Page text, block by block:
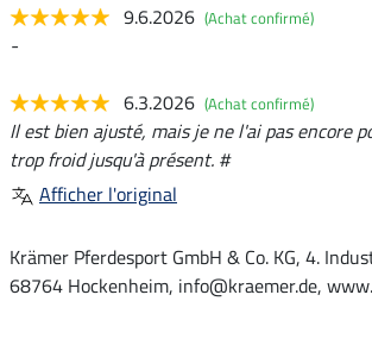
9.6.2026 (Achat confirmé)
-
6.3.2026 (Achat confirmé)
Il est bien ajusté, mais je ne l'ai pas encore
trop froid jusqu'à présent. #
Afficher l'original
Krämer Pferdesport GmbH & Co. KG, 4.
68764 Hockenheim, info@kraemer.de,